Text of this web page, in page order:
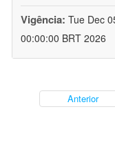
Vigência: Tue Dec
00:00:00 BRT 2026
Anterior